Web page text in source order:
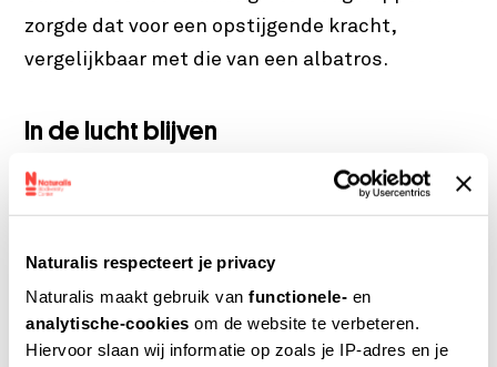
Naturalis respecteert je privacy
Naturalis maakt gebruik van functionele- en
analytische-cookies om de website te verbeteren.
Hiervoor slaan wij informatie op zoals je IP-adres en je
zorgde dat voor een opstijgende kracht,
vergelijkbaar met die van een albatros.
In de lucht blijven
Het is één ding om de lucht in te komen, maar
hoe bleven ze in de lucht? Aan fossielen is te
zien dat de botten van pterosauriërs een dunne
wand hadden en van binnen hol waren, net als
bijvogels. Er zaten dwarsverbindingen in, die
de botten stevig genoeg maakten om met de